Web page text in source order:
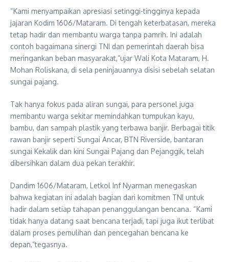
“Kami menyampaikan apresiasi setinggi-tingginya kepada
jajaran Kodim 1606/Mataram. Di tengah keterbatasan, mereka
tetap hadir dan membantu warga tanpa pamrih. Ini adalah
contoh bagaimana sinergi TNI dan pemerintah daerah bisa
meringankan beban masyarakat,”ujar Wali Kota Mataram, H.
Mohan Roliskana, di sela peninjauannya disisi sebelah selatan
sungai pajang.
Tak hanya fokus pada aliran sungai, para personel juga
membantu warga sekitar memindahkan tumpukan kayu,
bambu, dan sampah plastik yang terbawa banjir. Berbagai titik
rawan banjir seperti Sungai Ancar, BTN Riverside, bantaran
sungai Kekalik dan kini Sungai Pajang dan Pejanggik, telah
dibersihkan dalam dua pekan terakhir.
Dandim 1606/Mataram, Letkol Inf Nyarman menegaskan
bahwa kegiatan ini adalah bagian dari komitmen TNI untuk
hadir dalam setiap tahapan penanggulangan bencana. “Kami
tidak hanya datang saat bencana terjadi, tapi juga ikut terlibat
dalam proses pemulihan dan pencegahan bencana ke
depan,”tegasnya.